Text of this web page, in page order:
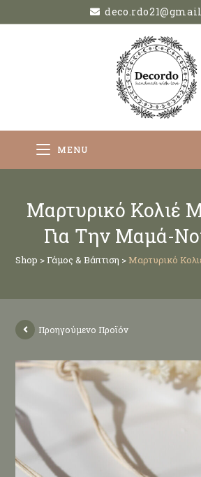
MENU
Μαρτυρικό Κολιέ
Για Την Μαμά-
Shop >Γάμος & Βάπτιση > Μαρτυρικό
Προηγούμενο Προϊόν